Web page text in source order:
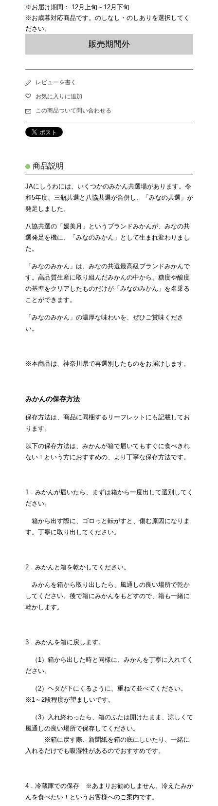
※お届け期間： 12月上旬～12月下旬
※お歳暮対応商品です。のしなし・のしありを選択してく
ださい。
販売期間外
レビューを書く
お気に入りに追加
この商品ついて問い合わせる
商品説明
JAにしうわには、いくつかのみかん共選場があります。令
和5年度、三瓶共選と八協共選が合併し、「みなの共選」が
発足しました。
八協共選の「媛美月」というブランドみかんが、みなの共
選発足を機に、「みなのみかん」として生まれ変わりまし
た。
「みなのみかん」は、みなの共選最高級ブランドみかんで
す。高品質生産に取り組んだみかんの中から、糖度や酸度
の基準をクリアしたものだけが「みなのみかん」を名乗る
ことができます。
「みなのみかん」の濃厚な味わいを、ぜひご賞味くださ
い。
※本商品は、神奈川県で再選別したものをお届けします。
みかんの保存方法
保存方法は、商品に同梱するリーフレットにも記載してお
ります。
以下の保存方法は、みかんが箱で届いてもすぐに食べきれ
ない！という方におすすめの、より丁寧な保存方法です。
1．みかんが届いたら、まずは箱から一度出して選別してく
ださい。
箱から出す際に、ゴロっと転がすと、傷む原因になりま
す。丁寧に取り出してください。
2．みかんと箱を乾かしてください。
みかんを箱から取り出したら、風通しの良い場所で乾か
してください。後で箱にみかんをもどすので、箱も一緒に
乾かします。
3．みかんを箱に戻します。
（1）箱から出した時と同様に、みかんを丁寧に入れてく
ださい。
（2）ヘタが下にくるように、重ねて並べてください。
※1～2段程度が望ましいです。
（3）入れ終わったら、箱のふたは開けたまま、涼しくて
風通しの良い場所で保存してください。
※箱に戻す際、新聞紙を箱の底にしいたり、一緒に
入れるだけでも吸湿性があるのでおすすめです。
4．冷蔵庫での保存 ※あまりお勧めしません。冷えたみか
んを食べたい！というお客様へのご案内です。